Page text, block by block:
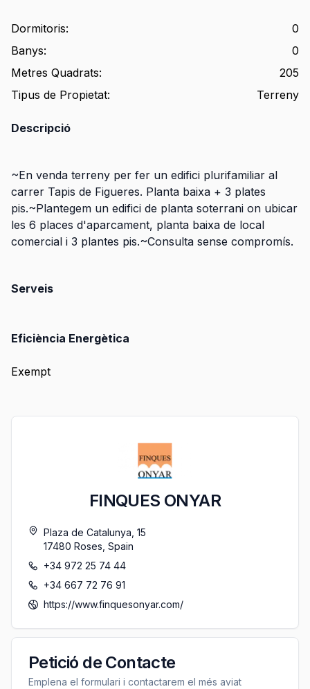
Dormitoris:
0
Banys:
0
Metres Quadrats:
205
Tipus de Propietat: Terreny
Descripció
~En venda terreny per fer un edifici plurifamiliar al
carrer Tapis de Figueres. Planta baixa + 3 plates
pis.~Plantegem un edifici de planta soterrani on ubicar
les 6 places d'aparcament, planta baixa de local
comercial i 3 plantes pis.~Consulta sense compromís.
Serveis
Eficiència Energètica
Exempt
FINQUES ONYAR
Plaza de Catalunya, 15
17480 Roses Spain
+34 972 25 74 44
+34 667 72 76 91
https://www.finquesonyar.com/
Petició de Contacte
Emplena el formulari i contactarem el més aviat